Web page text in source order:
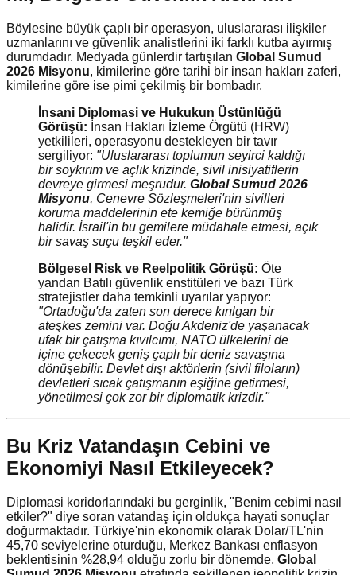
Böylesine büyük çaplı bir operasyon, uluslararası ilişkiler
uzmanlarını ve güvenlik analistlerini iki farklı kutba ayırmış
durumdadır. Medyada günlerdir tartışılan Global Sumud
2026 Misyonu, kimilerine göre tarihi bir insan hakları zaferi,
kimilerine göre ise pimi çekilmiş bir bombadır.
İnsani Diplomasi ve Hukukun Üstünlüğü
Görüşü: İnsan Hakları İzleme Örgütü (HRW)
yetkilileri, operasyonu destekleyen bir tavır
sergiliyor: "Uluslararası toplumun seyirci kaldığı
bir soykırım ve açlık krizinde, sivil inisiyatiflerin
devreye girmesi meşrudur. Global Sumud 2026
Misyonu, Cenevre Sözleşmeleri'nin sivilleri
koruma maddelerinin ete kemiğe bürünmüş
halidir. İsrail'in bu gemilere müdahale etmesi, açık
bir savaş suçu teşkil eder."
Bölgesel Risk ve Reelpolitik Görüşü: Öte
yandan Batılı güvenlik enstitüleri ve bazı Türk
stratejistler daha temkinli uyarılar yapıyor:
"Ortadoğu'da zaten son derece kırılgan bir
ateşkes zemini var. Doğu Akdeniz'de yaşanacak
ufak bir çatışma kıvılcımı, NATO ülkelerini de
içine çekecek geniş çaplı bir deniz savaşına
dönüşebilir. Devlet dışı aktörlerin (sivil filoların)
devletleri sıcak çatışmanın eşiğine getirmesi,
yönetilmesi çok zor bir diplomatik krizdir."
Bu Kriz Vatandaşın Cebini ve
Ekonomiyi Nasıl Etkileyecek?
Diplomasi koridorlarındaki bu gerginlik, "Benim cebimi nasıl
etkiler?" diye soran vatandaş için oldukça hayati sonuçlar
doğurmaktadır. Türkiye'nin ekonomik olarak Dolar/TL'nin
45,70 seviyelerine oturduğu, Merkez Bankası enflasyon
beklentisinin %28,94 olduğu zorlu bir dönemde, Global